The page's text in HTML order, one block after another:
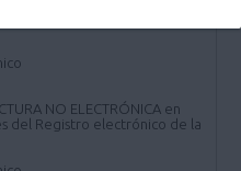
NO ELECTRÓNICA en
del Registro electrónico de la